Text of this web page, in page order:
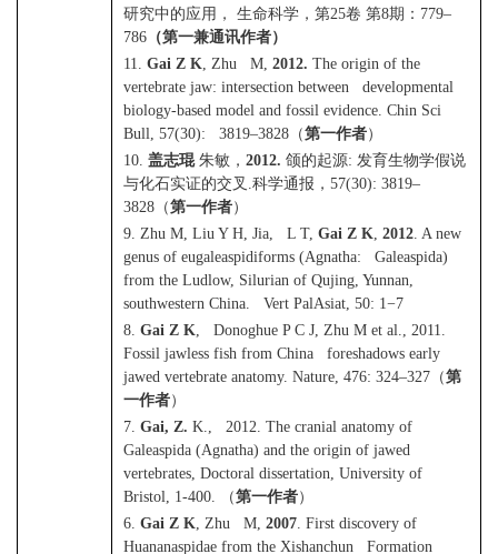
研究中的应用，
生命科学，第25卷 第8期： 779–
786 （第一兼通讯作者）
11. Gai Z K, Zhu M, 2012. The origin of the
vertebrate jaw: intersection between developmental
biology-based model and fossil evidence. Chin Sci
Bull, 57(30): 3819–3828 （第一作者）
10. 盖志琨 朱敏， 2012. 颌的起源: 发育生物学假说
与化石实证的交叉 .科学通报， 57(30): 3819–
3828 （第一作者）
9. Zhu M, Liu Y H, Jia, L T, Gai Z K, 2012. A new
genus of eugaleaspidiforms (Agnatha: Galeaspida)
from the Ludlow, Silurian of Qujing, Yunnan,
southwestern China. Vert PalAsiat, 50: 1−7
8. Gai Z K, Donoghue P C J, Zhu M et al., 2011.
Fossil jawless fish from China foreshadows early
jawed vertebrate anatomy. Nature, 476: 324–327 （第
一作者）
7. Gai, Z. K., 2012. The cranial anatomy of
Galeaspida (Agnatha) and the origin of jawed
vertebrates, Doctoral dissertation, University of
Bristol, 1-400.
（第一作者）
6. Gai Z K, Zhu M, 2007. First discovery of
Huananaspidae from the Xishanchun Formation